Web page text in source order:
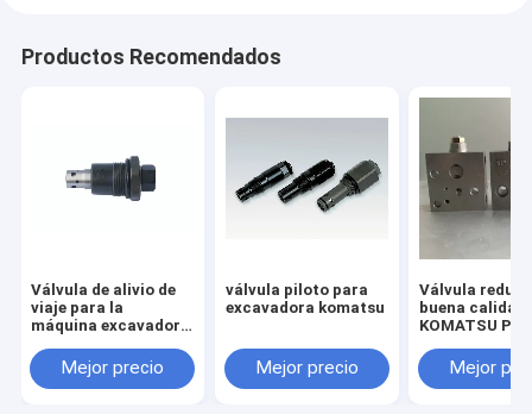
Productos Recomendados
Válvula de alivio de
viaje para la
máquina excavadora
Mejor precio
válvula piloto para
excavadora komatsu
Mejor precio
Válvula
buena calidad
KOMATSU
Mejor